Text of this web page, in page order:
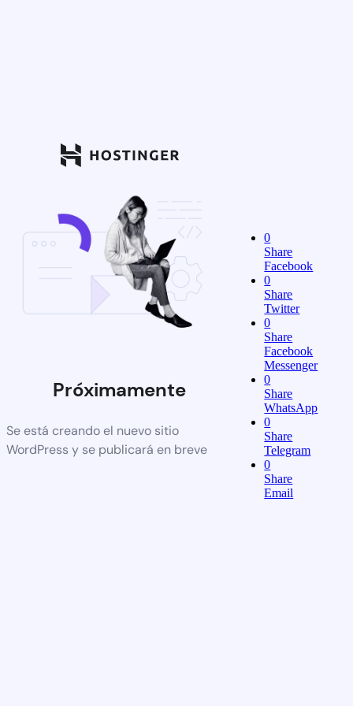
Próximamente
Se está creando el nuevo sitio
WordPress y se publicará en breve
0
Share
Facebook
0
Share
Twitter
0
Share
Facebook
Messenger
0
Share
WhatsApp
0
Share
Telegram
0
Share
Email